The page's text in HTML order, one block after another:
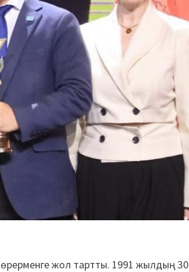
жол тартты. 1991 жылдың 30